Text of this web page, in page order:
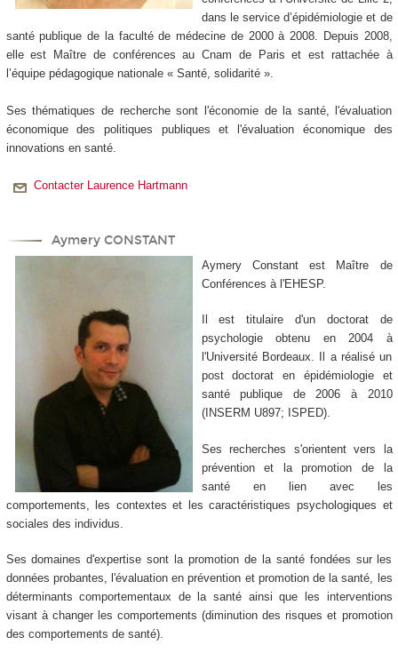
dans le service d’épidémiologie et de
santé publique de la faculté de médecine de 2000 à 2008. Depuis 2008,
elle est Maître de conférences au Cnam de Paris et est rattachée à
l’équipe pédagogique nationale « Santé, solidarité ».
Ses thématiques de recherche sont l'économie de la santé, l'évaluation
économique des politiques publiques et l'évaluation économique des
innovations en santé.
Contacter Laurence Hartmann
Aymery CONSTANT
Aymery Constant est Maître de
Conférences à l'EHESP.
Il est titulaire d'un doctorat de
psychologie obtenu en 2004 à
l'Université Bordeaux. Il a réalisé un
post doctorat en épidémiologie et
santé publique de 2006 à 2010
(INSERM U897; ISPED).
Ses recherches s'orientent vers la
prévention et la promotion de la
santé en lien avec les
comportements, les contextes et les caractéristiques psychologiques et
sociales des individus.
Ses domaines d'expertise sont la promotion de la santé fondées sur les
données probantes, l'évaluation en prévention et promotion de la santé, les
déterminants comportementaux de la santé ainsi que les interventions
visant à changer les comportements (diminution des risques et promotion
des comportements de santé).